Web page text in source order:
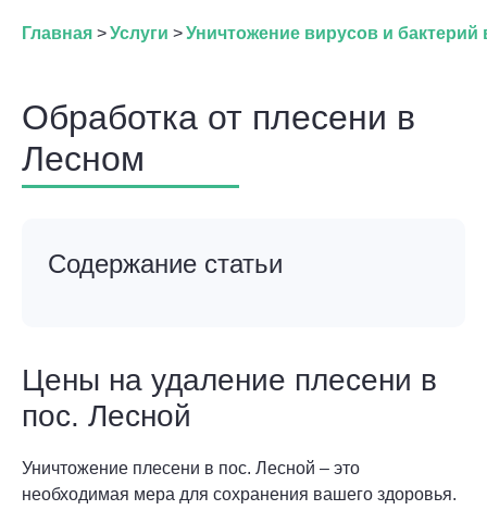
Главная >Услуги >Уничтожение вирусов и бактерий
Обработка от плесени в
Лесном
Содержание статьи
Цены на удаление плесени в
пос. Лесной
Уничтожение плесени в пос. Лесной – это
необходимая мера для сохранения вашего здоровья.